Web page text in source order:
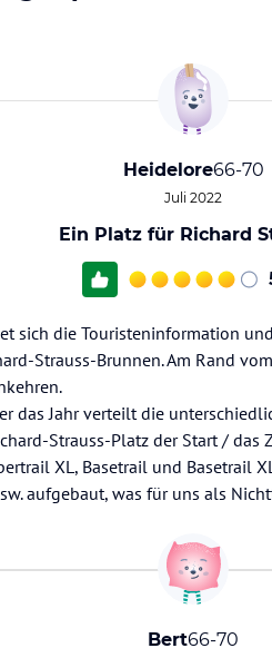
Heidelore66-70
Juli 2022
Ein Platz für Richard
sich die Touristeninformation
Strauss-Brunnen. Am Rand
das Jahr verteilt die
Strauss-Platz der Start /
XL, Basetrail und Basetrail
aufgebaut, was für uns als
Bert66-70